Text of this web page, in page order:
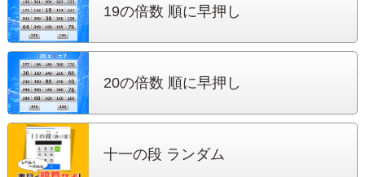
19の倍数 順に早押し
20の倍数 順に早押し
十一の段 ランダム